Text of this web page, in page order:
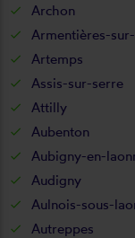
Archon
Armentières-
Artemps
Assis-sur-serre
Attilly
Aubenton
Aubigny-en-
Audigny
Aulnois-sous-
Autreppes